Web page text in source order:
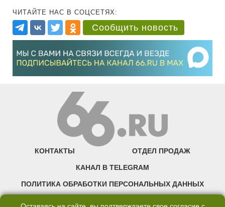
ЧИТАЙТЕ НАС В СОЦСЕТЯХ:
Сообщить новость
КОНТАКТЫ ОТДЕЛ ПРОДАЖ
КАНАЛ В TELEGRAM
ПОЛИТИКА ОБРАБОТКИ ПЕРСОНАЛЬНЫХ ДАННЫХ